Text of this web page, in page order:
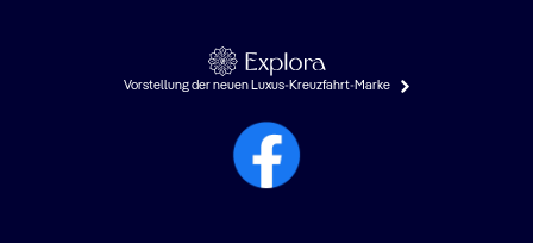
Vorstellung der neuen Luxus-Kreuzfahrt-Marke